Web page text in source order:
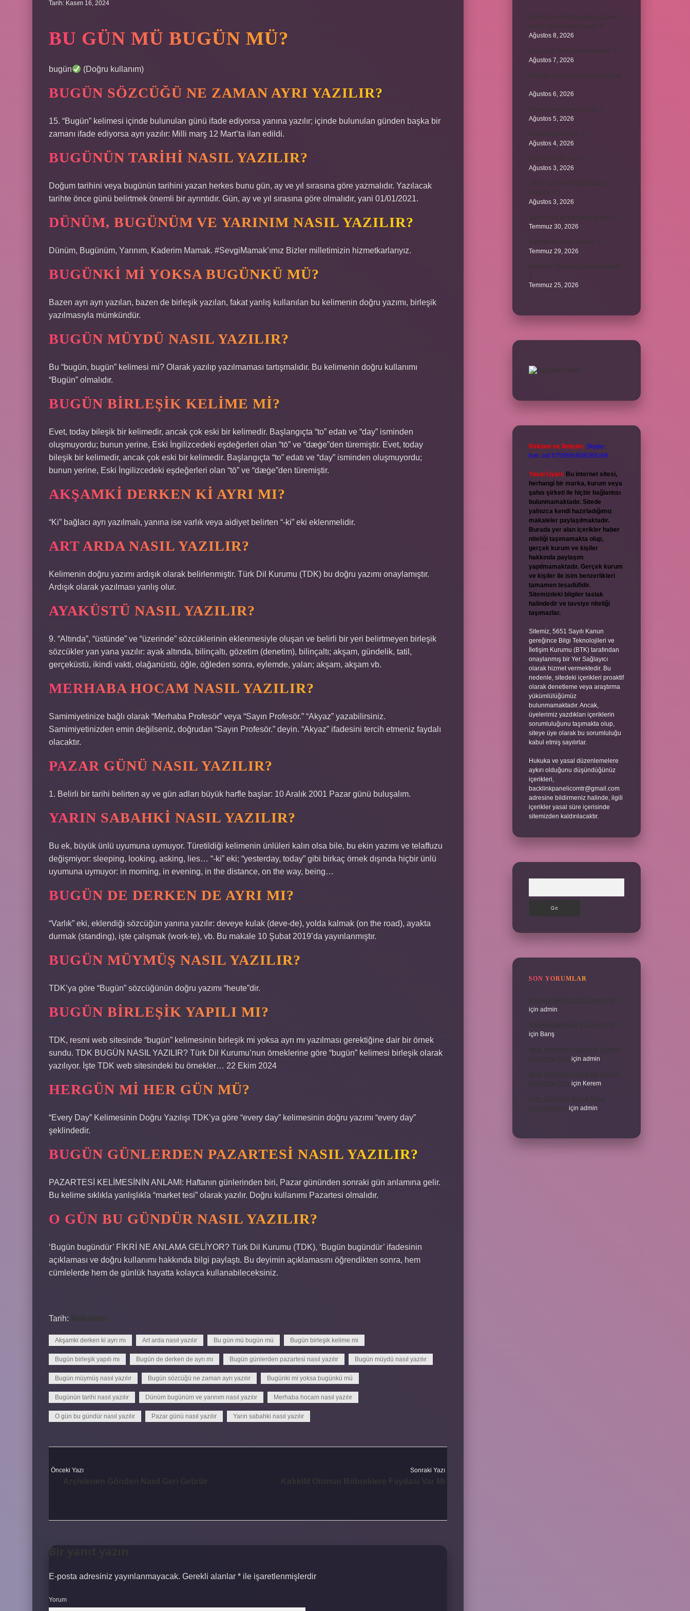
Tarih: Kasım 16, 2024
BU GÜN MÜ BUGÜN MÜ?
bugün (Doğru kullanım)
BUGÜN SÖZCÜĞÜ NE ZAMAN AYRI YAZILIR?
15. “Bugün” kelimesi içinde bulunulan günü ifade ediyorsa yanına yazılır; içinde bulunulan günden başka bir
zamanı ifade ediyorsa ayrı yazılır: Milli marş 12 Mart’ta ilan edildi.
BUGÜNÜN TARIHI NASIL YAZILIR?
Doğum tarihini veya bugünün tarihini yazan herkes bunu gün, ay ve yıl sırasına göre yazmalıdır. Yazılacak
tarihte önce günü belirtmek önemli bir ayrıntıdır. Gün, ay ve yıl sırasına göre olmalıdır, yani 01/01/2021.
DÜNÜM, BUGÜNÜM VE YARINIM NASIL YAZILIR?
Dünüm, Bugünüm, Yarınım, Kaderim Mamak. #SevgiMamak’ımız Bizler milletimizin hizmetkarlarıyız.
BUGÜNKI MI YOKSA BUGÜNKÜ MÜ?
Bazen ayrı ayrı yazılan, bazen de birleşik yazılan, fakat yanlış kullanılan bu kelimenin doğru yazımı, birleşik
yazılmasıyla mümkündür.
BUGÜN MÜYDÜ NASIL YAZILIR?
Bu “bugün, bugün” kelimesi mi? Olarak yazılıp yazılmaması tartışmalıdır. Bu kelimenin doğru kullanımı
“Bugün” olmalıdır.
BUGÜN BIRLEŞIK KELIME MI?
Evet, today bileşik bir kelimedir, ancak çok eski bir kelimedir. Başlangıçta “to” edatı ve “day” isminden
oluşmuyordu; bunun yerine, Eski İngilizcedeki eşdeğerleri olan “tō” ve “dæġe”den türemiştir. Evet, today
bileşik bir kelimedir, ancak çok eski bir kelimedir. Başlangıçta “to” edatı ve “day” isminden oluşmuyordu;
bunun yerine, Eski İngilizcedeki eşdeğerleri olan “tō” ve “dæġe”den türemiştir.
AKŞAMKI DERKEN KI AYRI MI?
“Ki” bağlacı ayrı yazılmalı, yanına ise varlık veya aidiyet belirten “-ki” eki eklenmelidir.
ART ARDA NASIL YAZILIR?
Kelimenin doğru yazımı ardışık olarak belirlenmiştir. Türk Dil Kurumu (TDK) bu doğru yazımı onaylamıştır.
Ardışık olarak yazılması yanlış olur.
AYAKÜSTÜ NASIL YAZILIR?
9. “Altında”, “üstünde” ve “üzerinde” sözcüklerinin eklenmesiyle oluşan ve belirli bir yeri belirtmeyen birleşik
sözcükler yan yana yazılır: ayak altında, bilinçaltı, gözetim (denetim), bilinçaltı; akşam, gündelik, tatil,
gerçeküstü, ikindi vakti, olağanüstü, öğle, öğleden sonra, eylemde, yalan; akşam, akşam vb.
MERHABA HOCAM NASIL YAZILIR?
Samimiyetinize bağlı olarak “Merhaba Profesör” veya “Sayın Profesör.” “Akyaz” yazabilirsiniz.
Samimiyetinizden emin değilseniz, doğrudan “Sayın Profesör.” deyin. “Akyaz” ifadesini tercih etmeniz faydalı
olacaktır.
PAZAR GÜNÜ NASIL YAZILIR?
1. Belirli bir tarihi belirten ay ve gün adları büyük harfle başlar: 10 Aralık 2001 Pazar günü buluşalım.
YARIN SABAHKI NASIL YAZILIR?
Bu ek, büyük ünlü uyumuna uymuyor. Türetildiği kelimenin ünlüleri kalın olsa bile, bu ekin yazımı ve telaffuzu
değişmiyor: sleeping, looking, asking, lies… “-ki” eki; “yesterday, today” gibi birkaç örnek dışında hiçbir ünlü
uyumuna uymuyor: in morning, in evening, in the distance, on the way, being…
BUGÜN DE DERKEN DE AYRI MI?
“Varlık” eki, eklendiği sözcüğün yanına yazılır: deveye kulak (deve-de), yolda kalmak (on the road), ayakta
durmak (standing), işte çalışmak (work-te), vb. Bu makale 10 Şubat 2019’da yayınlanmıştır.
BUGÜN MÜYMÜŞ NASIL YAZILIR?
TDK’ya göre “Bugün” sözcüğünün doğru yazımı “heute”dir.
BUGÜN BIRLEŞIK YAPILI MI?
TDK, resmi web sitesinde “bugün” kelimesinin birleşik mi yoksa ayrı mı yazılması gerektiğine dair bir örnek
sundu. TDK BUGÜN NASIL YAZILIR? Türk Dil Kurumu’nun örneklerine göre “bugün” kelimesi birleşik olarak
yazılıyor. İşte TDK web sitesindeki bu örnekler… 22 Ekim 2024
HERGÜN MI HER GÜN MÜ?
“Every Day” Kelimesinin Doğru Yazılışı TDK’ya göre “every day” kelimesinin doğru yazımı “every day”
şeklindedir.
BUGÜN GÜNLERDEN PAZARTESI NASIL YAZILIR?
PAZARTESİ KELİMESİNİN ANLAMI: Haftanın günlerinden biri, Pazar gününden sonraki gün anlamına gelir.
Bu kelime sıklıkla yanlışlıkla “market tesi” olarak yazılır. Doğru kullanımı Pazartesi olmalıdır.
O GÜN BU GÜNDÜR NASIL YAZILIR?
‘Bugün bugündür’ FİKRİ NE ANLAMA GELİYOR? Türk Dil Kurumu (TDK), ‘Bugün bugündür’ ifadesinin
açıklaması ve doğru kullanımı hakkında bilgi paylaştı. Bu deyimin açıklamasını öğrendikten sonra, hem
cümlelerde hem de günlük hayatta kolayca kullanabileceksiniz.
Tarih: Makaleler
Akşamki derken ki ayrı mı Art arda nasıl yazılır Bu gün mü bugün mü Bugün birleşik kelime mi
Bugün birleşik yapılı mı Bugün de derken de ayrı mı Bugün günlerden pazartesi nasıl yazılır Bugün müydü nasıl yazılır
Bugün müymüş nasıl yazılır Bugün sözcüğü ne zaman ayrı yazılır Bugünki mi yoksa bugünkü mü
Bugünün tarihi nasıl yazılır Dünüm bugünüm ve yarınım nasıl yazılır Merhaba hocam nasıl yazılır
O gün bu gündür nasıl yazılır Pazar günü nasıl yazılır Yarın sabahki nasıl yazılır
Önceki Yazı Sonraki Yazı
E-posta adresiniz yayınlanmayacak. Gerekli alanlar * ile işaretlenmişlerdir
Yorum
Teminat senedinin arka yüzüne
Ağustos 8, 2026
Ağustos 7, 2026
Ağustos 6, 2026
Kiyan hangi dilde bir isöi ?
Ağustos 5, 2026
Ağustos 4, 2026
Ağustos 3, 2026
Ağustos 3, 2026
Temmuz 30, 2026
Temmuz 29, 2026
Temmuz 25, 2026
Reklam ve İletişim: Skype:
live:.cid.575569c608265c69
Yasal Uyarı: Bu internet sitesi,
herhangi bir marka, kurum veya
şahıs şirketi ile hiçbir bağlantısı
bulunmamaktadır. Sitede
yalnızca kendi hazırladığımız
makaleler paylaşılmaktadır.
Burada yer alan içerikler haber
niteliği taşımamakta olup,
gerçek kurum ve kişiler
hakkında paylaşım
yapılmamaktadır. Gerçek kurum
ve kişiler ile isim benzerlikleri
tamamen tesadüfidir.
Sitemizdeki bilgiler taslak
halindedir ve tavsiye niteliği
taşımazlar.
Sitemiz, 5651 Sayılı Kanun
gereğince Bilgi Teknolojileri ve
İletişim Kurumu (BTK) tarafından
onaylanmış bir Yer Sağlayıcı
olarak hizmet vermektedir. Bu
nedenle, sitedeki içerikleri proaktif
olarak denetleme veya araştırma
yükümlülüğümüz
bulunmamaktadır. Ancak,
üyelerimiz yazdıkları içeriklerin
sorumluluğunu taşımakta olup,
siteye üye olarak bu sorumluluğu
kabul etmiş sayılırlar.
Hukuka ve yasal düzenlemelere
aykırı olduğunu düşündüğünüz
içerikleri,
backlinkpanelicomtr@gmail.com
adresine bildirmeniz halinde, ilgili
içerikler yasal süre içerisinde
sitemizden kaldırılacaktır.
SON YORUMLAR
için admin
için Barış
için admin
için Kerem
için admin